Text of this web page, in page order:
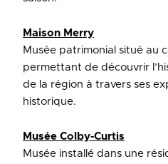
Maison Merry
Musée patrimonial situé au
permettant de découvrir
de la région à travers ses
historique.
Musée Colby-Curtis
Musée installé dans une